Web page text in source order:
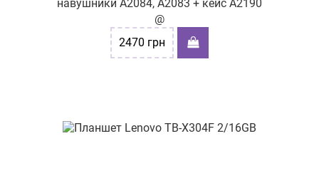
навушники A2084, A2083 + кейс A2190
@
2470 грн